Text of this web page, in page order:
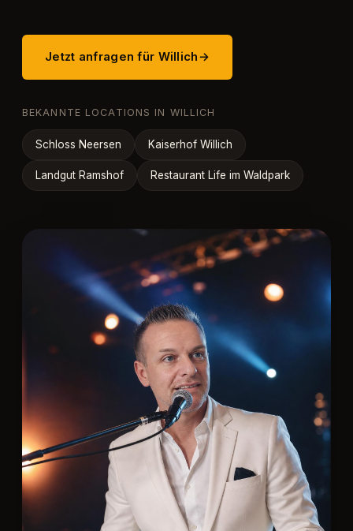
Jetzt anfragen für Willich→
BEKANNTE LOCATIONS IN WILLICH
Schloss Neersen Kaiserhof Willich
Landgut Ramshof Restaurant Life im Waldpark